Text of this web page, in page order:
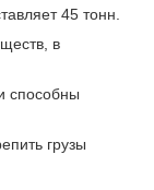
45 тонн.
в
способны
грузы